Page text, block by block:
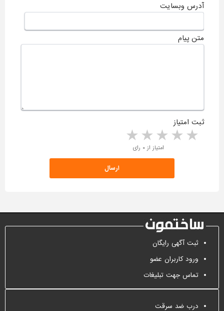
آدرس وبسایت
متن پیام
ثبت امتیاز
4 stars 3 stars 2 stars 1 star امتیاز از ۰ رای
ثبت آگهی رایگان
ورود کاربران عضو
تماس جهت تبلیغات
درب ضد سرقت